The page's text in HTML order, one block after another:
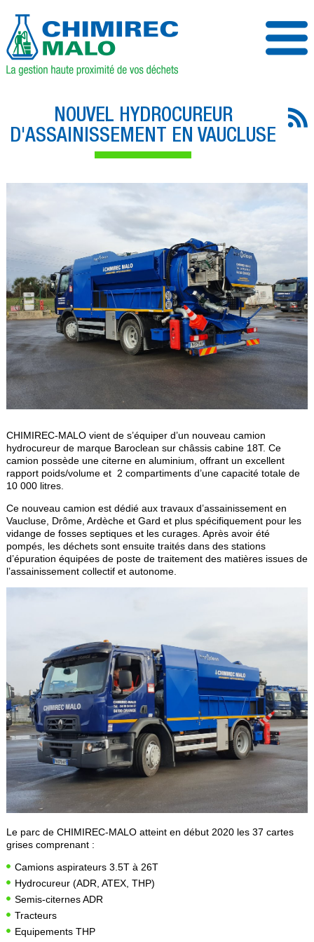
NOUVEL HYDROCUREUR
D'ASSAINISSEMENT EN VAUCLUSE
CHIMIREC-MALO vient de s’équiper d’un nouveau camion
hydrocureur de marque Baroclean sur châssis cabine 18T. Ce
camion possède une citerne en aluminium, offrant un excellent
rapport poids/volume et 2 compartiments d’une capacité totale de
10 000 litres.
Ce nouveau camion est dédié aux travaux d’assainissement en
Vaucluse, Drôme, Ardèche et Gard et plus spécifiquement pour les
vidange de fosses septiques et les curages. Après avoir été
pompés, les déchets sont ensuite traités dans des stations
d’épuration équipées de poste de traitement des matières issues de
l’assainissement collectif et autonome.
Le parc de CHIMIREC-MALO atteint en début 2020 les 37 cartes
grises comprenant :
Camions aspirateurs 3.5T à 26T
Hydrocureur (ADR, ATEX, THP)
Semis-citernes ADR
Tracteurs
Equipements THP